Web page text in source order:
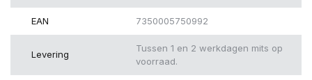
EAN 7350005750992
Levering
Tussen 1 en 2 werkdagen mits op
voorraad.